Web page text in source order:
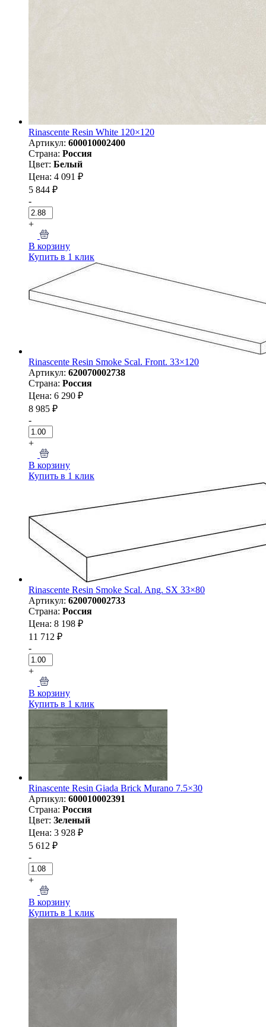
Rinascente Resin White 120×120
Артикул: 600010002400
Страна: Россия
Цвет: Белый
Цена: 4 091 ₽
5 844 ₽
-
+
В корзину
Купить в 1 клик
Rinascente Resin Smoke Scal. Front. 33×120
Артикул: 620070002738
Страна: Россия
Цена: 6 290 ₽
8 985 ₽
-
+
В корзину
Купить в 1 клик
Rinascente Resin Smoke Scal. Ang. SX 33×80
Артикул: 620070002733
Страна: Россия
Цена: 8 198 ₽
11 712 ₽
-
+
В корзину
Купить в 1 клик
Rinascente Resin Giada Brick Murano 7.5×30
Артикул: 600010002391
Страна: Россия
Цвет: Зеленый
Цена: 3 928 ₽
5 612 ₽
-
+
В корзину
Купить в 1 клик